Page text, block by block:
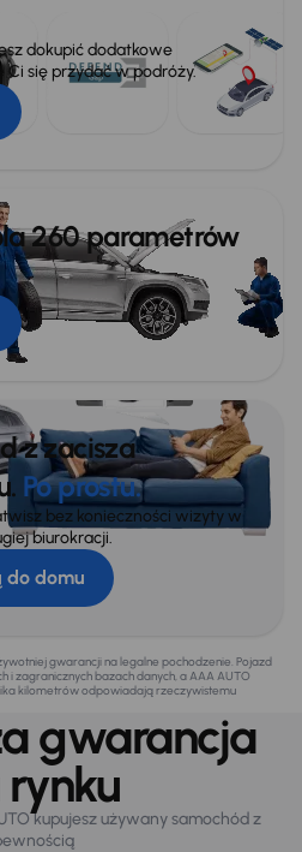
dokupić dodatkowe
się przydać w podróży.
260 parametrów
z zacisza
Po prostu.
bez konieczności wizyty w
biurokracji.
do domu
gwarancji na legalne pochodzenie. Pojazd
i zagranicznych bazach danych, a AAA AUTO
kilometrów odpowiadają rzeczywistemu
gwarancja
kupujesz używany samochód z